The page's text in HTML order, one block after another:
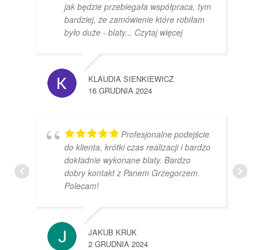
jak będzie przebiegała współpraca, tym
bardziej, że zamówienie które robiłam
było duże - blaty... Czytaj więcej
KLAUDIA SIENKIEWICZ
16 GRUDNIA 2024
Profesjonalne podejście
do klienta, krótki czas realizacji i bardzo
dokładnie wykonane blaty. Bardzo
dobry kontakt z Panem Grzegorzem.
Polecam!
JAKUB KRUK
2 GRUDNIA 2024